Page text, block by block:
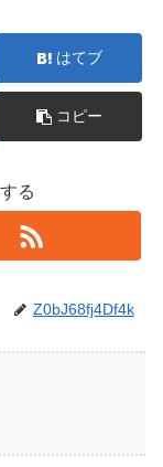
はてブ
コピー
る
Z0bJ68fj4Df4k